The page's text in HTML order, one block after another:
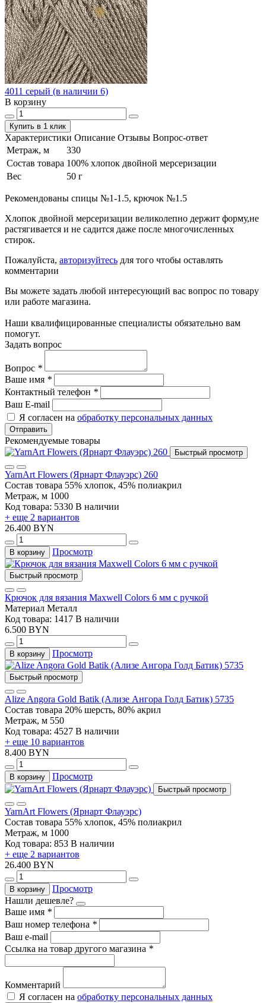
4011 серый (в наличии 6)
В корзину
Купить в 1 клик
Характеристики Описание Отзывы Вопрос-ответ
Метраж, м
330
Состав товара 100% хлопок двойной мерсеризации
Вес
50 г
Рекомендованы спицы №1-1.5, крючок №1.5
Хлопок двойной мерсеризации великолепно держит форму,не
растягивается и не садится даже после многочисленных
стирок.
Пожалуйста, авторизуйтесь для того чтобы оставлять
комментарии
Вы можете задать любой интересующий вас вопрос по товару
или работе магазина.
Наши квалифицированные специалисты обязательно вам
помогут.
Задать вопрос
Вопрос *
Ваше имя *
Контактный телефон *
Ваш E-mail
Я согласен на обработку персональных данных
Отправить
Рекомендуемые товары
Быстрый просмотр
YarnArt Flowers (Ярнарт Флауэрс) 260
Состав товара 55% хлопок, 45% полиакрил
Метраж, м 1000
Код товара: 5330 В наличии
+ еще 2 вариантов
26.400 BYN
В корзину Просмотр
Быстрый просмотр
Крючок для вязания Maxwell Colors 6 мм с ручкой
Материал Металл
Код товара: 1417 В наличии
6.500 BYN
В корзину Просмотр
Быстрый просмотр
Alize Angora Gold Batik (Ализе Ангора Голд Батик) 5735
Состав товара 20% шерсть, 80% акрил
Метраж, м 550
Код товара: 4527 В наличии
+ еще 10 вариантов
8.400 BYN
В корзину Просмотр
Быстрый просмотр
YarnArt Flowers (Ярнарт Флауэрс)
Состав товара 55% хлопок, 45% полиакрил
Метраж, м 1000
Код товара: 853 В наличии
+ еще 2 вариантов
26.400 BYN
В корзину
Просмотр
Нашли дешевле?
Ваше имя *
Ваш номер телефона *
Ваш e-mail
Ссылка на товар другого магазина *
Комментарий
Я согласен на обработку персональных данных